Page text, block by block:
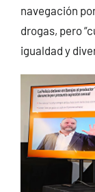
navegación
drogas, pero
igualdad y